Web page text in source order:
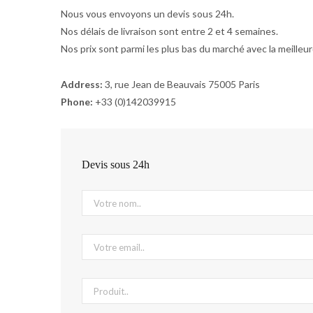
Nous vous envoyons un devis sous 24h.
Nos délais de livraison sont entre 2 et 4 semaines.
Nos prix sont parmi les plus bas du marché avec la
Address: 3, rue Jean de Beauvais 75005 Paris
Phone: +33 (0)142039915
Devis sous 24h